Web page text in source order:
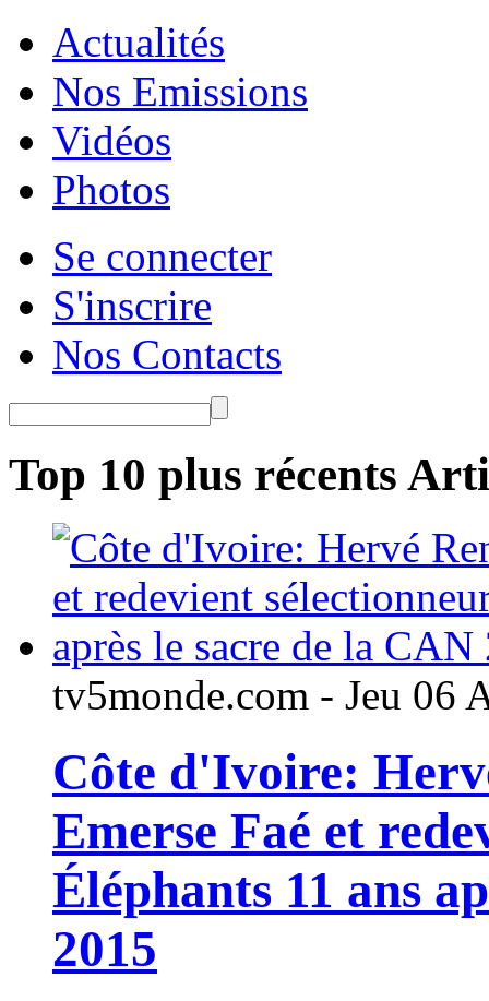
Actualités
Nos Emissions
Vidéos
Photos
Se connecter
S'inscrire
Nos Contacts
Top 10 plus récents
tv5monde.com - Jeu 06
Côte d'Ivoire:
Emerse Faé et
Éléphants 11 ans
2015